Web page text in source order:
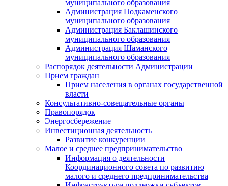
муниципального образования
Администрация Подкаменского
муниципального образования
Администрация Баклашинского
муниципального образования
Администрация Шаманского
муниципального образования
Распорядок деятельности Администрации
Прием граждан
Прием населения в органах государственной
власти
Консультативно-совещательные органы
Правопорядок
Энергосбережение
Инвестиционная деятельность
Развитие конкуренции
Малое и среднее предпринимательство
Информация о деятельности
Координационного совета по развитию
малого и среднего предпринимательства